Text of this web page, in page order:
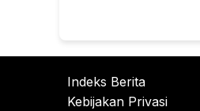
Indeks Berita
Kebijakan Privasi